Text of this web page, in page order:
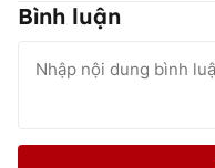
Bình luận